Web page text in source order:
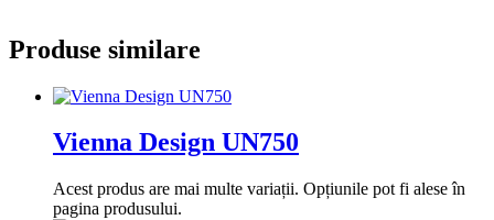
Produse similare
Vienna Design UN750
Acest produs are mai multe variații. Opțiunile pot fi alese în
pagina produsului.